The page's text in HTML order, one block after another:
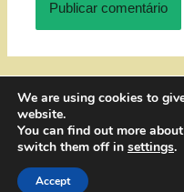
We are using cookies to
website.
You can find out more
switch them off in settings.
Accept